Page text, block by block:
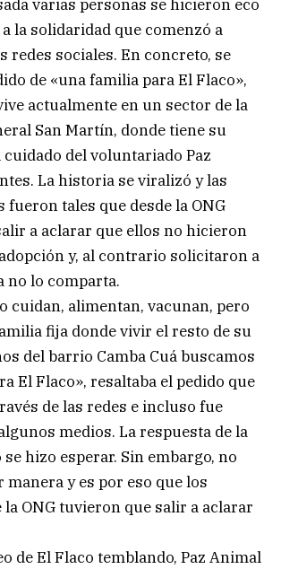
varias personas se hicieron eco
la solidaridad que comenzó a
redes sociales. En concreto, se
de «una familia para El Flaco»,
actualmente en un sector de la
San Martín, donde tiene su
cuidado del voluntariado Paz
La historia se viralizó y las
fueron tales que desde la ONG
a aclarar que ellos no hicieron
y, al contrario solicitaron a
no lo comparta.
cuidan, alimentan, vacunan, pero
fija donde vivir el resto de su
del barrio Camba Cuá buscamos
El Flaco», resaltaba el pedido que
de las redes e incluso fue
medios. La respuesta de la
hizo esperar. Sin embargo, no
manera y es por eso que los
ONG tuvieron que salir a aclarar
de El Flaco temblando, Paz Animal